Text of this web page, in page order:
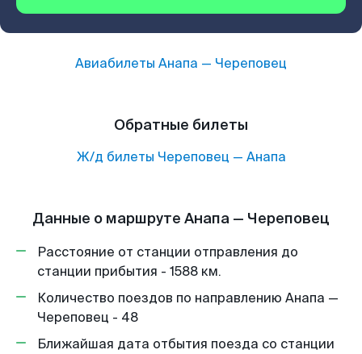
Авиабилеты Анапа — Череповец
Обратные билеты
Ж/д билеты Череповец — Анапа
Данные о маршруте Анапа — Череповец
Расстояние от станции отправления до
станции прибытия - 1588 км.
Количество поездов по направлению Анапа —
Череповец - 48
Ближайшая дата отбытия поезда со станции